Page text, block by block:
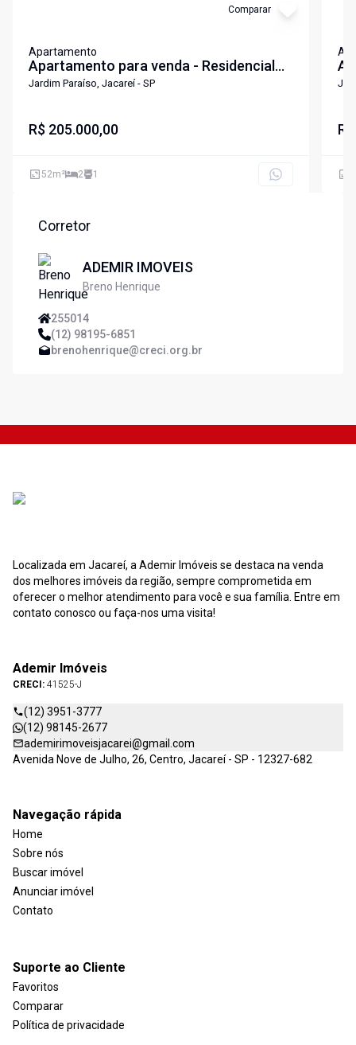
Comparar
Apartamento
Apartamento para venda - Residencial
Jaguaripe - Jacareí/SP
Jardim Paraíso, Jacareí - SP
R$ 205.000,00
52m² 2 1
Corretor
ADEMIR IMOVEIS
Breno Henrique
255014
(12) 98195-6851
brenohenrique@creci.org.br
Localizada em Jacareí, a Ademir Imóveis se destaca na venda
dos melhores imóveis da região, sempre comprometida em
oferecer o melhor atendimento para você e sua família. Entre em
contato conosco ou faça-nos uma visita!
Ademir Imóveis
CRECI: 41525-J
(12) 3951-3777
(12) 98145-2677
ademirimoveisjacarei@gmail.com
Avenida Nove de Julho, 26, Centro, Jacareí - SP - 12327-682
Navegação rápida
Home
Sobre nós
Buscar imóvel
Anunciar imóvel
Contato
Suporte ao Cliente
Favoritos
Comparar
Política de privacidade